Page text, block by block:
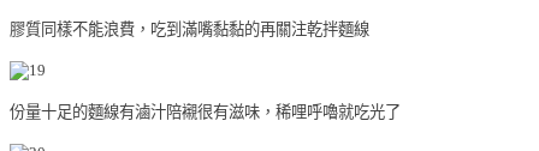
膠質同樣不能浪費，吃到滿嘴黏黏的再關注乾拌麵線
份量十足的麵線有滷汁陪襯很有滋味，稀哩呼嚕就吃光了